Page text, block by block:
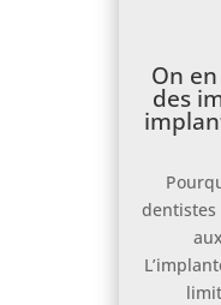
On
des
dentistes